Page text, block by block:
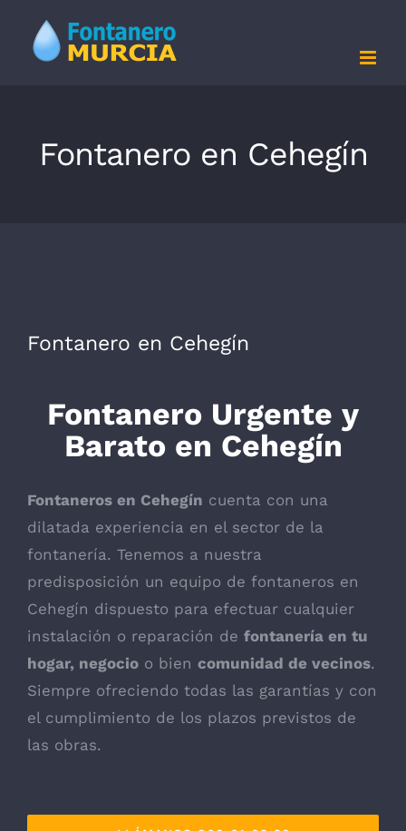
contenido
Fontanero en Cehegín
Fontanero en Cehegín
Fontanero Urgente y
Barato en Cehegín
Fontaneros en Cehegín cuenta con una
dilatada experiencia en el sector de la
fontanería. Tenemos a nuestra
predisposición un equipo de fontaneros en
Cehegín dispuesto para efectuar cualquier
instalación o reparación de fontanería en tu
hogar, negocio o bien comunidad de vecinos.
Siempre ofreciendo todas las garantías y con
el cumplimiento de los plazos previstos de
las obras.